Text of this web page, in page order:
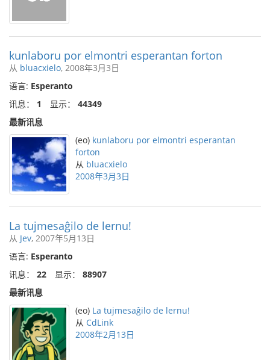
kunlaboru por elmontri esperantan forton
从 bluacxielo, 2008年3月3日
语言: Esperanto
讯息： 1 显示： 44349
最新讯息
(eo) kunlaboru por elmontri esperantan
forton
从 bluacxielo
2008年3月3日
La tujmesaĝilo de lernu!
从 Jev, 2007年5月13日
语言: Esperanto
讯息： 22 显示： 88907
最新讯息
(eo) La tujmesaĝilo de lernu!
从 CdLink
2008年2月13日